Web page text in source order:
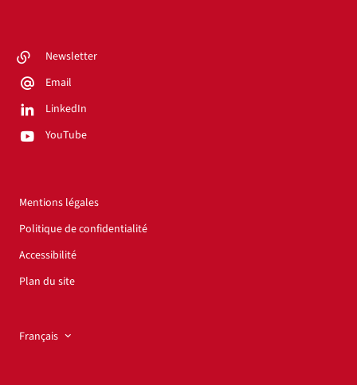
Newsletter
Email
LinkedIn
YouTube
Mentions légales
Politique de confidentialité
Accessibilité
Plan du site
Français